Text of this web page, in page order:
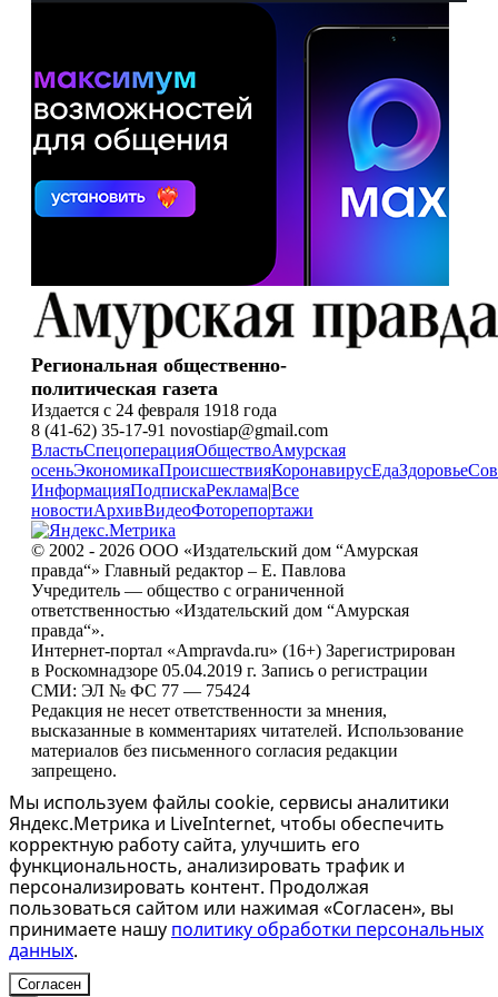
Региональная общественно-
политическая газета
Издается с 24 февраля 1918 года
8 (41-62) 35-17-91 novostiap@gmail.com
ВластьСпецоперацияОбществоАмурская
осеньЭкономикаПроисшествияКоронавирусЕдаЗдоровье
ИнформацияПодпискаРеклама|Все
новостиАрхивВидеоФоторепортажи
© 2002 - 2026 ООО «Издательский дом “Амурская
правда“» Главный редактор – Е. Павлова
Учредитель — общество с ограниченной
ответственностью «Издательский дом “Амурская
правда“».
Интернет-портал «Ampravda.ru» (16+) Зарегистрирован
в Роскомнадзоре 05.04.2019 г. Запись о регистрации
СМИ: ЭЛ № ФС 77 — 75424
Редакция не несет ответственности за мнения,
высказанные в комментариях читателей. Использование
материалов без письменного согласия редакции
запрещено.
Мы используем файлы cookie, сервисы аналитики
Яндекс.Метрика и LiveInternet, чтобы обеспечить
корректную работу сайта, улучшить его
функциональность, анализировать трафик и
персонализировать контент. Продолжая
пользоваться сайтом или нажимая «Согласен», вы
принимаете нашу политику обработки персональных
данных.
Согласен